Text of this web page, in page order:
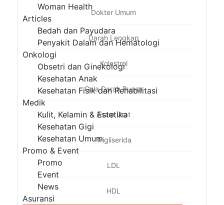
Woman Health
Articles
Bedah dan Payudara
Penyakit Dalam dan Hematologi
Onkologi
Obsetri dan Ginekologi
Kesehatan Anak
Kesehatan Fisik dan Rehabilitasi
Medik
Kulit, Kelamin & Estetika
Kesehatan Gigi
Kesehatan Umum
Promo & Event
Promo
Event
News
Asuransi
Dokter Umum
Darah Lengkap
Kolestrol
Gula Darah Puasa
Asam Urat
Trigliserida
LDL
HDL